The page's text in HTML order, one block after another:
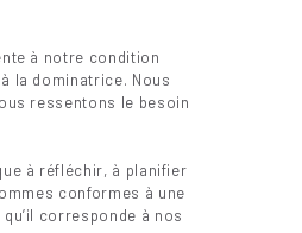
à notre condition
la dominatrice. Nous
ressentons le besoin
à réfléchir, à planifier
conformes à une
corresponde à nos